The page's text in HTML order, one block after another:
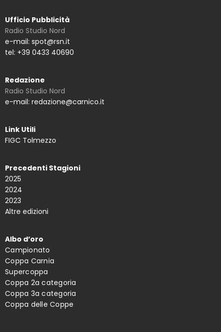
Ufficio Pubblicità
Radio Studio Nord
e-mail: spot@rsn.it
tel: +39 0433 40690
Redazione
Radio Studio Nord
e-mail: redazione@carnico.it
Link Utili
FIGC Tolmezzo
Precedenti Stagioni
2025
2024
2023
Altre edizioni
Albo d’oro
Campionato
Coppa Carnia
Supercoppa
Coppa 2a categoria
Coppa 3a categoria
Coppa delle Coppe